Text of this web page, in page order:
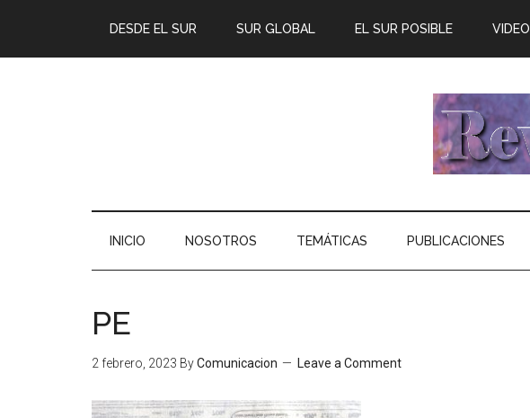
DESDE EL SUR SUR GLOBAL EL SUR POSIBLE VIDEO
INICIO NOSOTROS TEMÁTICAS PUBLICACIONES
PE
2 febrero, 2023 ByComunicacion Leave a Comment